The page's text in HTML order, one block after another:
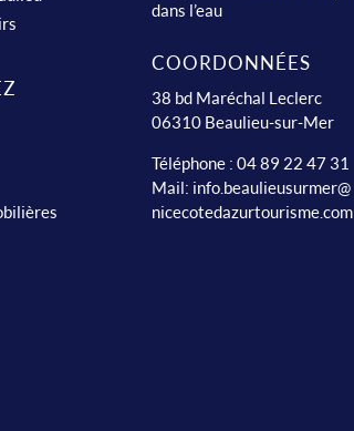
dans l’eau
COORDONNÉES
38 bd Maréchal Leclerc
06310 Beaulieu-sur-Mer
Téléphone : 04 89 22 47 31
Mail: info.beaulieusurmer@
nicecotedazurtourisme.com